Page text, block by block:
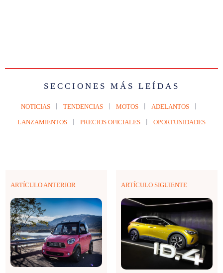
SECCIONES MÁS LEÍDAS
NOTICIAS TENDENCIAS MOTOS ADELANTOS
LANZAMIENTOS PRECIOS OFICIALES OPORTUNIDADES
ARTÍCULO ANTERIOR ARTÍCULO SIGUIENTE